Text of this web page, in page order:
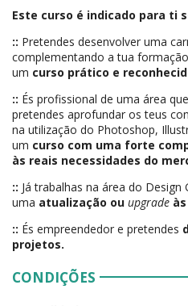
Este curso é indicado para ti
:: Pretendes desenvolver uma
complementando a tua
um curso prático e
:: És profissional de uma área
pretendes aprofundar os teus
na utilização do Photoshop,
um curso com uma forte
às reais necessidades do
:: Já trabalhas na área do
uma atualização ou upgrade
:: És empreendedor e pretendes
projetos.
CONDIÇÕES